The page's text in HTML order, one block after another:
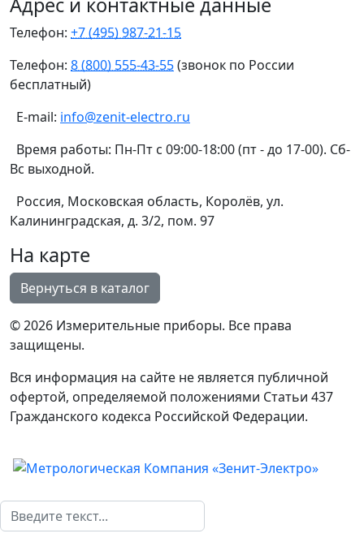
Адрес и контактные данные
Телефон: +7 (495) 987-21-15
Телефон: 8 (800) 555-43-55(звонок по России
бесплатный)
E-mail: info@zenit-electro.ru
Время работы: Пн-Пт с 09:00-18:00 (пт - до 17-00). Сб-
Вс выходной.
Россия, Московская область, Королёв, ул.
Калининградская, д. 3/2, пом. 97
На карте
© 2026 Измерительные приборы. Все права
защищены.
Вся информация на сайте не является публичной
офертой, определяемой положениями Статьи 437
Гражданского кодекса Российской Федерации.
Поиск